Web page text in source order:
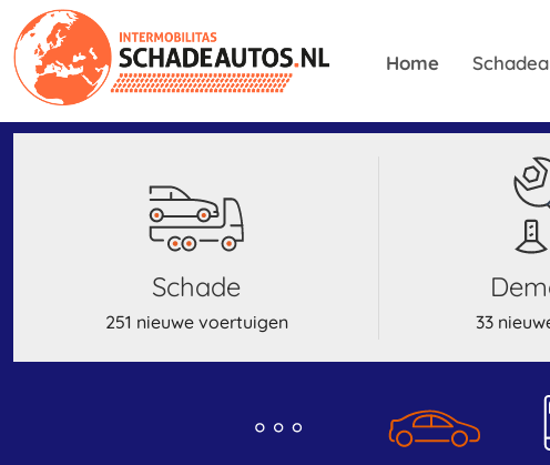
Home
schade
251 nieuwe voertuigen 33